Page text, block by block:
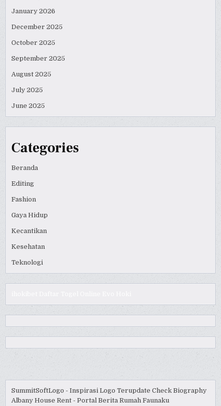
January 2026
December 2025
October 2025
September 2025
August 2025
July 2025
June 2025
Categories
Beranda
Editing
Fashion
Gaya Hidup
Kecantikan
Kesehatan
Teknologi
SummitSoftLogo - Inspirasi Logo Terupdate Check Biography
Albany House Rent - Portal Berita Rumah Faunaku